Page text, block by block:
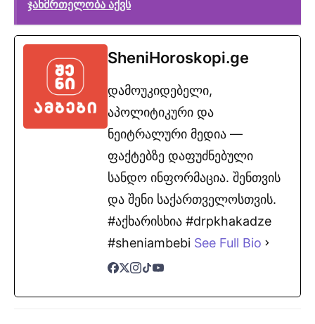
ჯანმრთელობა აქვს
SheniHoroskopi.ge
დამოუკიდებელი,
აპოლიტიკური და
ნეიტრალური მედია —
ფაქტებზე დაფუძნებული
სანდო ინფორმაცია. შენთვის
და შენი საქართველოსთვის.
#აქხარისხია #drpkhakadze
#sheniambebi See Full Bio